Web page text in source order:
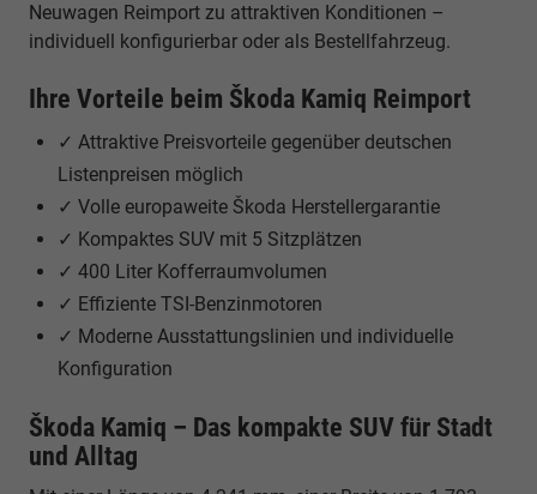
Neuwagen Reimport zu attraktiven Konditionen –
individuell konfigurierbar oder als Bestellfahrzeug.
Ihre Vorteile beim Škoda Kamiq Reimport
✓ Attraktive Preisvorteile gegenüber deutschen
Listenpreisen möglich
✓ Volle europaweite Škoda Herstellergarantie
✓ Kompaktes SUV mit 5 Sitzplätzen
✓ 400 Liter Kofferraumvolumen
✓ Effiziente TSI-Benzinmotoren
✓ Moderne Ausstattungslinien und individuelle
Konfiguration
Škoda Kamiq – Das kompakte SUV für Stadt
und Alltag